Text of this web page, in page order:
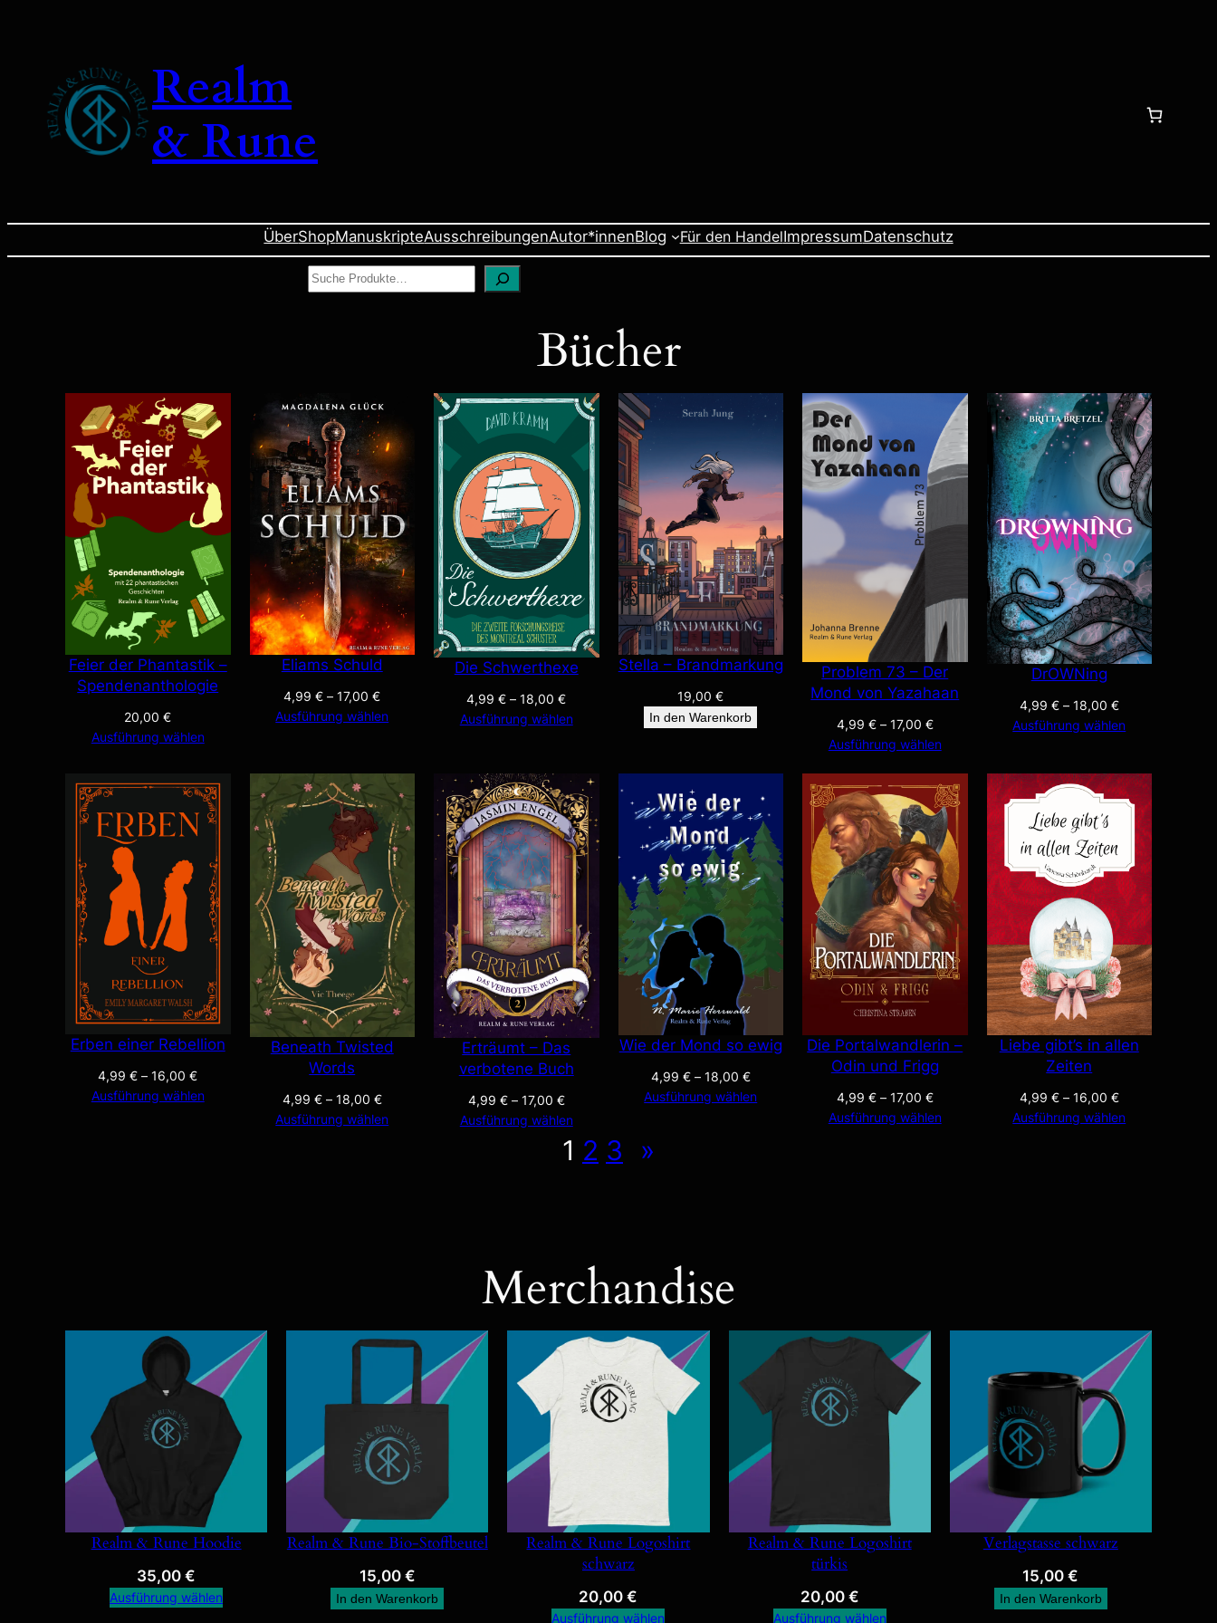
Realm
& Rune
ÜberShopManuskripteAusschreibungenAutor*innenBlog Für den HandelImpressumDatenschutz
Bücher
Feier der Phantastik –
Spendenanthologie
20,00€
Ausführung wählen
Eliams Schuld
4,99€ –17,00€
Ausführung wählen
Die Schwerthexe
4,99€ –18,00€
Ausführung wählen
Stella – Brandmarkung
19,00€
In den Warenkorb
Problem 73 – Der
Mond von Yazahaan
4,99 €– 17,00 €
Ausführung wählen
DrOWNing
4,99 €– 18,00 €
Ausführung wählen
Erben einer Rebellion
4,99€ –16,00€
Ausführung wählen
Beneath Twisted
Words
4,99 €– 18,00 €
Ausführung wählen
Erträumt – Das
verbotene Buch
4,99 €– 17,00 €
Ausführung wählen
Wie der Mond so ewig
4,99 €– 18,00 €
Ausführung wählen
Die Portalwandlerin –
Odin und Frigg
4,99 €– 17,00 €
Ausführung wählen
Liebe gibt’s in allen
Zeiten
4,99 €– 16,00 €
Ausführung wählen
1 2 3 »
Merchandise
Realm & Rune Hoodie
35,00€
Ausführung wählen
Realm & Rune Bio-Stoffbeutel
15,00 €
In den Warenkorb
Realm & Rune Logoshirt
schwarz
20,00€
Ausführung wählen
Realm & Rune Logoshirt
türkis
20,00 €
Ausführung wählen
Verlagstasse schwarz
15,00€
In den Warenkorb